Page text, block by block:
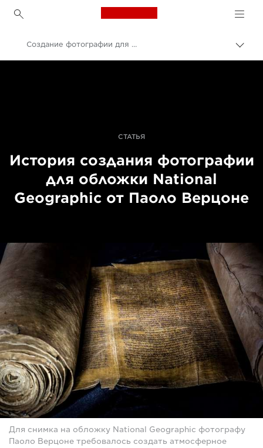
Canon Logo, back to
Создание фотографии для обложки от Паоло Верцоне
СТАТЬЯ
История создания фотографии
для обложки National
Geographic от Паоло Верцоне
Для снимка на обложку National Geographic фотографу
Паоло Верцоне требовалось создать атмосферное